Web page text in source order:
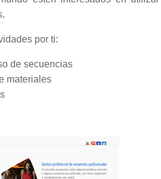
por ti:
de secuencias
materiales